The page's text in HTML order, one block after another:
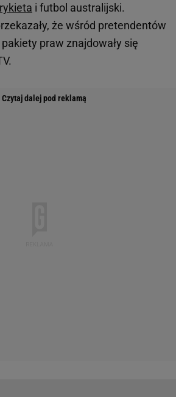
i futbol australijski.
że wśród pretendentów
praw znajdowały się